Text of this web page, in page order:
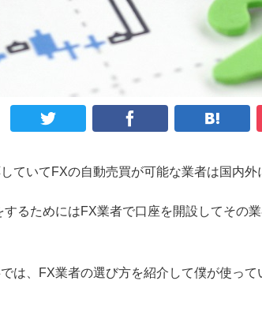
ていてFXの自動売買が可能な業者は国内外
するためにはFX業者で口座を開設してその
は、FX業者の選び方を紹介して僕が使っ